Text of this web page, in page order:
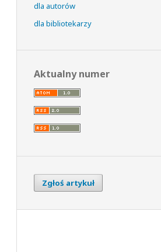
dla autorów
dla bibliotekarzy
Aktualny numer
Zgłoś artykuł